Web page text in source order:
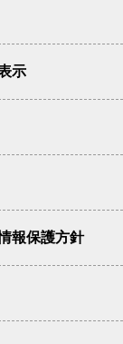
示
報保護方針